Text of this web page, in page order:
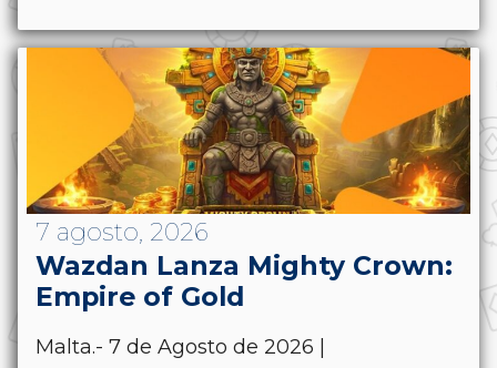
7 agosto, 2026
Wazdan Lanza Mighty Crown:
Empire of Gold
Malta.- 7 de Agosto de 2026 |